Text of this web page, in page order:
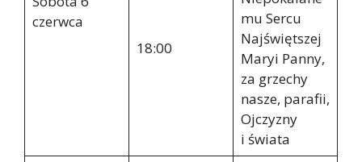
czerwca
18:00
mu Sercu
Najświętszej
Maryi Panny,
za grzechy
nasze, parafii,
Ojczyzny
i świata